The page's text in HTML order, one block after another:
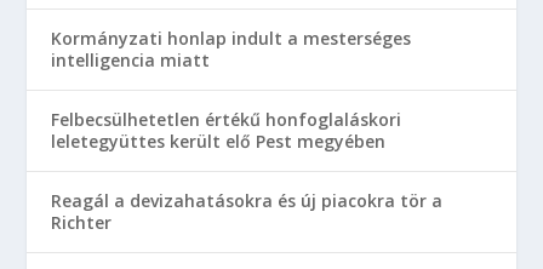
Kormányzati honlap indult a mesterséges
intelligencia miatt
Felbecsülhetetlen értékű honfoglaláskori
leletegyüttes került elő Pest megyében
Reagál a devizahatásokra és új piacokra tör a
Richter